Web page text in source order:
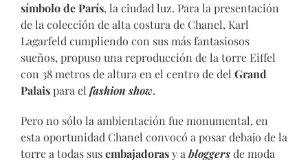
símbolo de París, la ciudad luz. Para la presentación
de la colección de alta costura de Chanel, Karl
Lagarfeld cumpliendo con sus más fantasiosos
sueños, propuso una reproducción de la torre Eiffel
con 38 metros de altura en el centro de del Grand
Palaispara el fashion show.
Pero no sólo la ambientación fue monumental, en
esta oportunidad Chanel convocó a posar debajo de la
torre a todas susembajadorasy a bloggersde moda